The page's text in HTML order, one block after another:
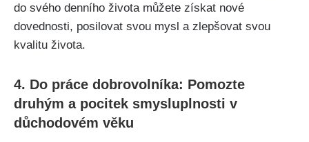
do svého denního ⁢života ⁢můžete získat nové
dovednosti, posilovat svou mysl a ⁤zlepšovat svou
kvalitu života.
4. Do⁤ práce dobrovolníka: Pomozte
druhým a pocitek smysluplnosti v
‍důchodovém věku